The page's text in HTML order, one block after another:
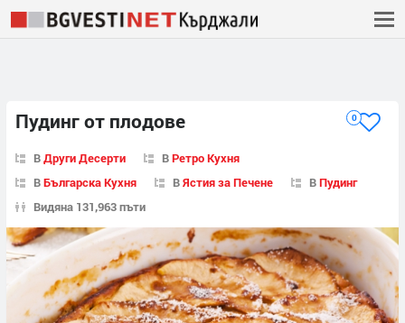
Пудинг от плодове 0
ВДруги Десерти ВРетро Кухня
ВБългарска Кухня ВЯстия за Печене ВПудинг
Видяна 131,963 пъти